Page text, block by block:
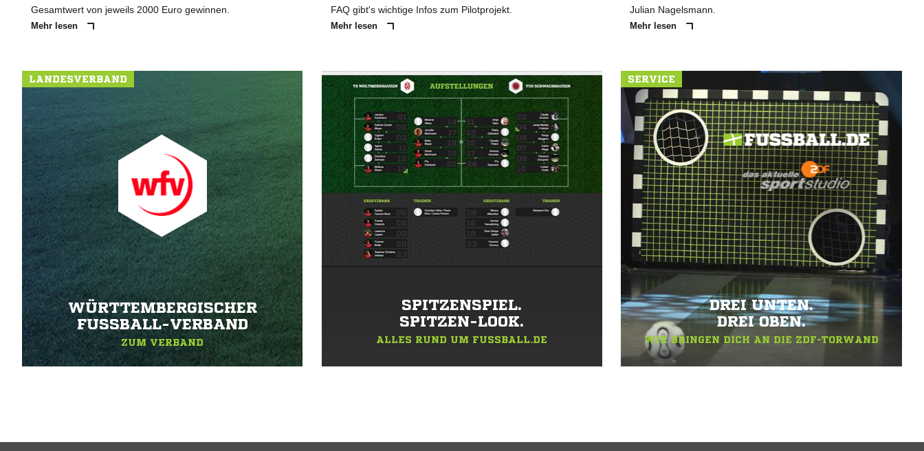
Gesamtwert von jeweils 2000 Euro gewinnen.
Mehr lesen
FAQ gibt's wichtige Infos zum Pilotprojekt.
Mehr lesen
Julian Nagelsmann.
Mehr lesen
LANDESVERBAND
WÜRTTEMBERGISCHER
FUSSBALL-VERBAND
ZUM VERBAND
SPITZENSPIEL.
SPITZEN-LOOK.
ALLES RUND UM FUSSBALL.DE
SERVICE
DREI UNTEN.
DREI OBEN.
WIR BRINGEN DICH AN DIE ZDF-TORWAND